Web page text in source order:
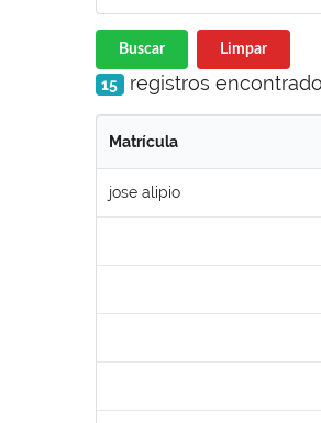
Buscar Limpar
15 registros
Matrícula
jose alipio